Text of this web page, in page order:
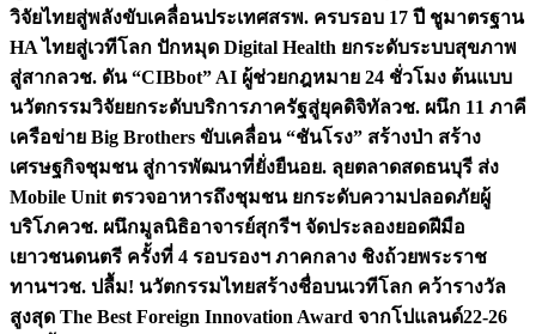
วิจัยไทยสู่พลังขับเคลื่อนประเทศสรพ. ครบรอบ 17 ปี ชูมาตรฐาน
HA ไทยสู่เวทีโลก ปักหมุด Digital Health ยกระดับระบบสุขภาพ
สู่สากลวช. ดัน “CIBbot” AI ผู้ช่วยกฎหมาย 24 ชั่วโมง ต้นแบบ
นวัตกรรมวิจัยยกระดับบริการภาครัฐสู่ยุคดิจิทัลวช. ผนึก 11 ภาคี
เครือข่าย Big Brothers ขับเคลื่อน “ชันโรง” สร้างป่า สร้าง
เศรษฐกิจชุมชน สู่การพัฒนาที่ยั่งยืนอย. ลุยตลาดสดธนบุรี ส่ง
Mobile Unit ตรวจอาหารถึงชุมชน ยกระดับความปลอดภัยผู้
บริโภควช. ผนึกมูลนิธิอาจารย์สุกรีฯ จัดประลองยอดฝีมือ
เยาวชนดนตรี ครั้งที่ 4 รอบรองฯ ภาคกลาง ชิงถ้วยพระราช
ทานฯวช. ปลื้ม! นวัตกรรมไทยสร้างชื่อบนเวทีโลก คว้ารางวัล
สูงสุด The Best Foreign Innovation Award จากโปแลนด์22-26